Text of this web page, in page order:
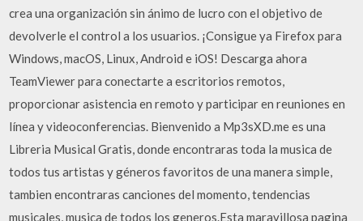
crea una organización sin ánimo de lucro con el objetivo de
devolverle el control a los usuarios. ¡Consigue ya Firefox para
Windows, macOS, Linux, Android e iOS! Descarga ahora
TeamViewer para conectarte a escritorios remotos,
proporcionar asistencia en remoto y participar en reuniones en
línea y videoconferencias. Bienvenido a Mp3sXD.me es una
Libreria Musical Gratis, donde encontraras toda la musica de
todos tus artistas y géneros favoritos de una manera simple,
tambien encontraras canciones del momento, tendencias
musicales, musica de todos los generos.Esta maravillosa pagina